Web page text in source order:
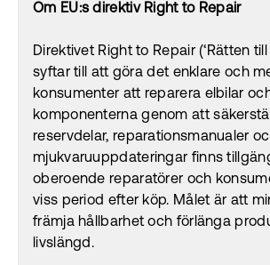
Om EU:s direktiv Right to Repair
Direktivet Right to Repair (‘Rätten till
syftar till att göra det enklare och
konsumenter att reparera elbilar
komponenterna genom att
reservdelar, reparationsmanualer
mjukvaruuppdateringar finns
oberoende reparatörer och
viss period efter köp. Målet är att
främja hållbarhet och förlänga
livslängd.